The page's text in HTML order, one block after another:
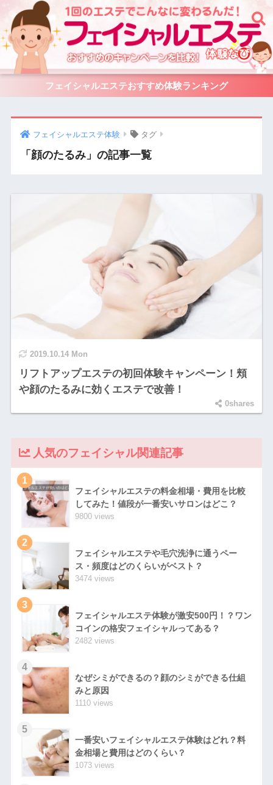
フェイシャルエステおすすめ体験ランキング
タグ
「顔のたるみ」の記事一覧
2019.10.14 Mon
リフトアップエステの初回体験キャンペーン！頬
や顔のたるみに効くエステで改善！
0shares
人気のフェイシャル関連記事
1
フェイシャルエステの料金相場・費用を比較
してみた！値段が一番安いサロンはどこ？
9800 views
2
フェイシャルエステや毛穴洗浄に通うペー
ス・頻度はどのくらいがベスト？
3474 views
3
フェイシャルエステ体験が激安500円！？ワン
コインの格安フェイシャルってある？
2482 views
4
なぜシミができるの？顔のシミができる仕組
みと原因
1110 views
5
一番安いフェイシャルエステ体験はどれ？料
金相場と費用はどのくらい？
1073 views